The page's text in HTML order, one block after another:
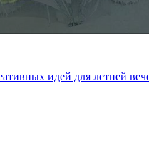
идей для летней